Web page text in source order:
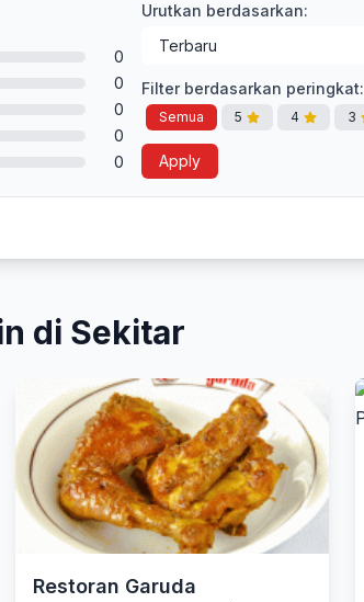
0
0
0
0
0
Urutkan berdasarkan:
Filter berdasarkan peringkat:
Semua 5 4 3
Apply
di Sekitar
Restoran Garuda